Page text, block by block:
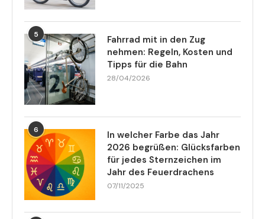
5
Fahrrad mit in den Zug
nehmen: Regeln, Kosten und
Tipps für die Bahn
28/04/2026
6
In welcher Farbe das Jahr
2026 begrüßen: Glücksfarben
für jedes Sternzeichen im
Jahr des Feuerdrachens
07/11/2025